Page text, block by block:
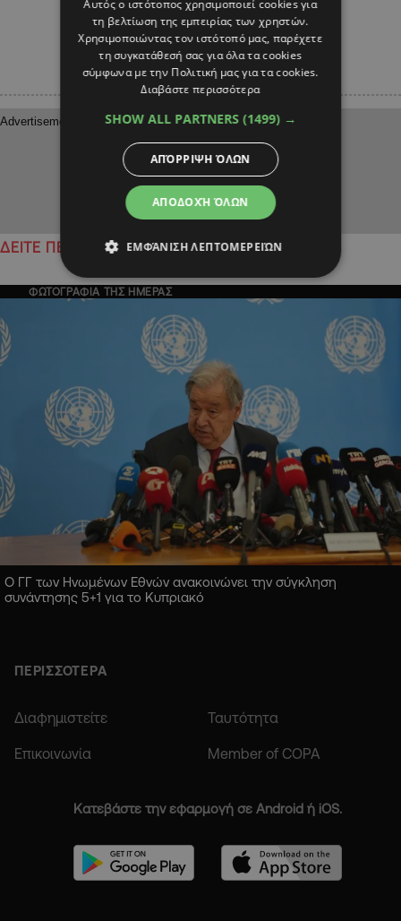
ΔΕΙΤΕ ΠΕΡΙΣΣΟΤΕΡΑ
ΦΩΤΟΓΡΑΦΙΑ ΤΗΣ ΗΜΕΡΑΣ
Ο ΓΓ των Ηνωμένων Εθνών ανακοινώνει την σύγκληση
συνάντησης 5+1 για το Κυπριακό
ΠΕΡΙΣΣΟΤΕΡΑ
Διαφημιστείτε Ταυτότητα
Επικοινωνία Member of COPA
Κατεβάστε την εφαρμογή σε Android ή iOS.
Αυτός ο ιστότοπος χρησιμοποιεί cookies για
τη βελτίωση της εμπειρίας των χρηστών.
Χρησιμοποιώντας τον ιστότοπό μας, παρέχετε
τη συγκατάθεσή σας για όλα τα cookies
σύμφωνα με την Πολιτική μας για τα cookies.
Διαβάστε περισσότερα
SHOW ALL PARTNERS (1499) →
ΑΠΟΔΟΧΉ ΌΛΩΝ
ΑΠΌΡΡΙΨΗ ΌΛΩΝ
ΕΜΦΆΝΙΣΗ ΛΕΠΤΟΜΕΡΕΙΏΝ